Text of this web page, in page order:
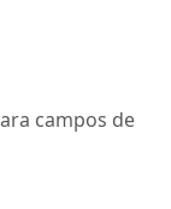
campos de